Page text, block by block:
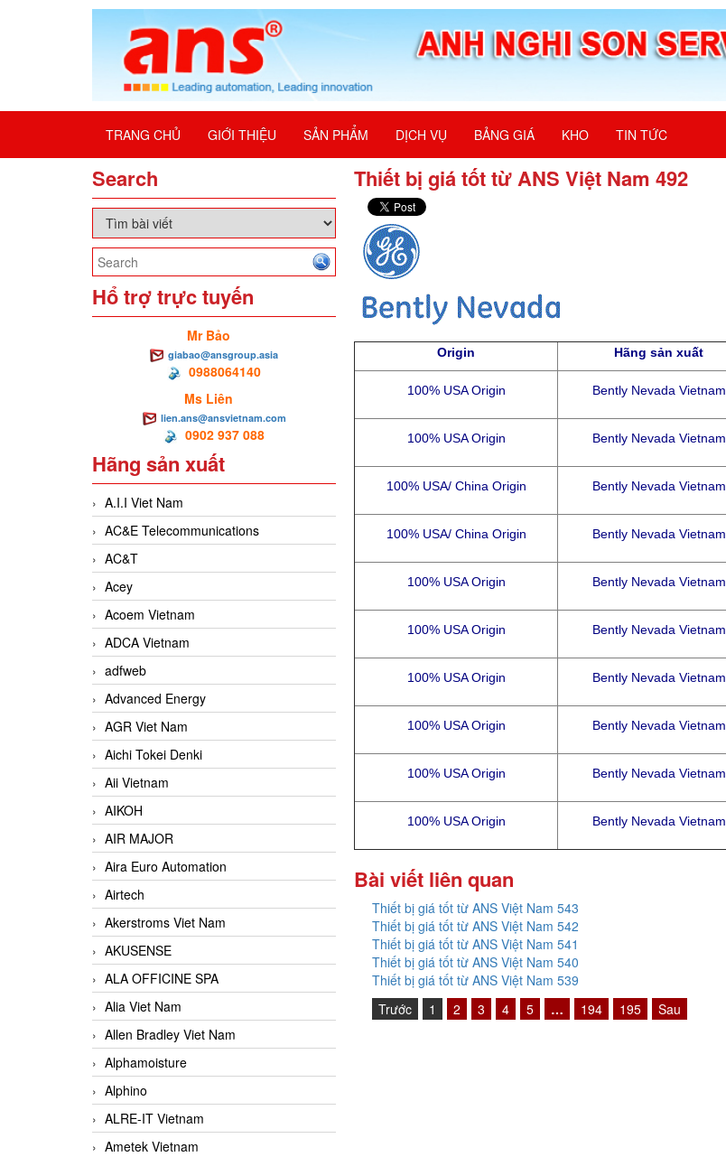
TRANG CHỦ GIỚI THIỆU SẢN PHẨM DỊCH VỤ BẢNG GIÁ KHO TIN TỨC
Search
Hổ trợ trực tuyến
Mr Bảo
giabao@ansgroup.asia
0988064140
Ms Liên
lien.ans@ansvietnam.com
0902 937 088
Hãng sản xuất
A.I.I Viet Nam
AC&E Telecommunications
AC&T
Acey
Acoem Vietnam
ADCA Vietnam
adfweb
Advanced Energy
AGR Viet Nam
Aichi Tokei Denki
Aii Vietnam
AIKOH
AIR MAJOR
Aira Euro Automation
Airtech
Akerstroms Viet Nam
AKUSENSE
ALA OFFICINE SPA
Alia Viet Nam
Allen Bradley Viet Nam
Alphamoisture
Alphino
ALRE-IT Vietnam
Ametek Vietnam
Thiết bị giá tốt từ ANS Việt Nam 492
Origin Hãng sản xuất
100% USA Origin Bently Nevada Vietnam
100% USA Origin Bently Nevada Vietnam
100% USA/ China Origin Bently Nevada Vietnam
100% USA/ China Origin Bently Nevada Vietnam
100% USA Origin Bently Nevada Vietnam
100% USA Origin Bently Nevada Vietnam
100% USA Origin Bently Nevada Vietnam
100% USA Origin Bently Nevada Vietnam
100% USA Origin Bently Nevada Vietnam
100% USA Origin Bently Nevada Vietnam
Bài viết liên quan
Thiết bị giá tốt từ ANS Việt Nam 543
Thiết bị giá tốt từ ANS Việt Nam 542
Thiết bị giá tốt từ ANS Việt Nam 541
Thiết bị giá tốt từ ANS Việt Nam 540
Thiết bị giá tốt từ ANS Việt Nam 539
Trước
1 2 3 4 5 … 194 195 Sau